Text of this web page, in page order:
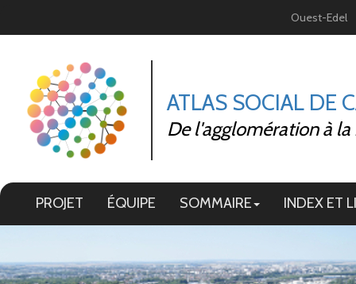
Ouest-Edel
ATLAS SOCIAL DE
De l'agglomération à
PROJET ÉQUIPE SOMMAIRE INDEX ET